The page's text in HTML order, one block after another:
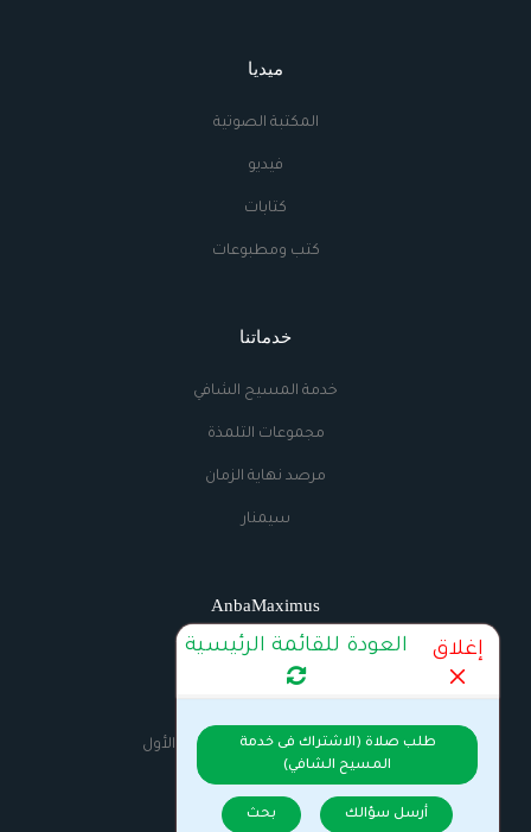
ميديا
المكتبة الصوتية
فيديو
كتابات
كتب ومطبوعات
خدماتنا
خدمة المسيح الشافي
مجموعات التلمذة
مرصد نهاية الزمان
سيمنار
AnbaMaximus
اتصل بنا
الراديو
السيرة الذاتية للانبا مكسيموس الأول
إغلاق العودة للقائمة الرئيسية
طلب صلاة (الاشتراك فى خدمة
المسيح الشافي)
أرسل سؤالك بحث